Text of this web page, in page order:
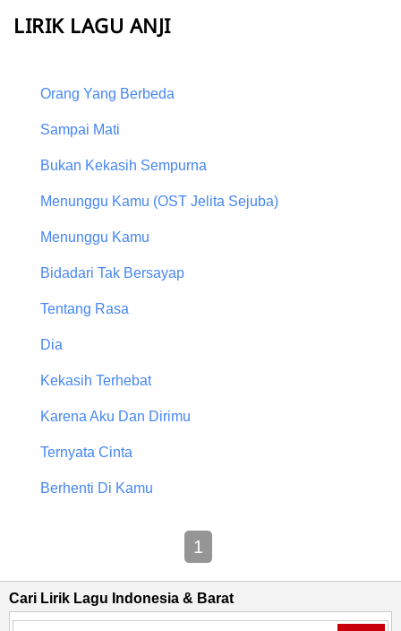
LIRIK LAGU ANJI
Orang Yang Berbeda
Sampai Mati
Bukan Kekasih Sempurna
Menunggu Kamu (OST Jelita Sejuba)
Menunggu Kamu
Bidadari Tak Bersayap
Tentang Rasa
Dia
Kekasih Terhebat
Karena Aku Dan Dirimu
Ternyata Cinta
Berhenti Di Kamu
1
Cari Lirik Lagu Indonesia & Barat